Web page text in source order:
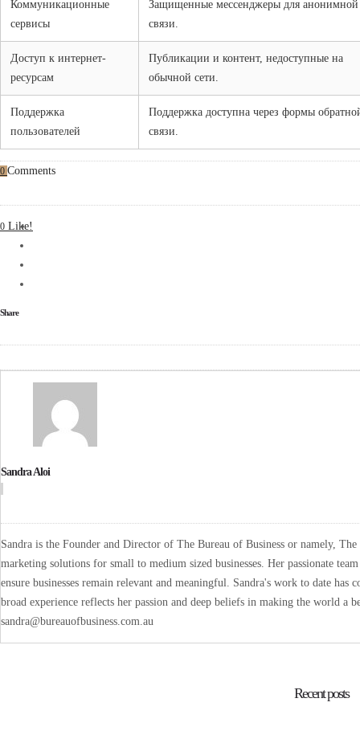
Коммуникационные
сервисы
Защищенные мессенджеры для анонимной
связи.
Доступ к интернет-
ресурсам
Публикации и контент, недоступные на
обычной сети.
Поддержка
пользователей
Поддержка доступна через формы
связи.
0 Comments
0 Like!
Share
Sandra Aloi
Sandra is the Founder and Director of The Bureau of Business or namely,
marketing solutions for small to medium sized businesses. Her passionate
ensure businesses remain relevant and meaningful. Sandra's work to date
broad experience reflects her passion and deep beliefs in making the world a
sandra@bureauofbusiness.com.au
Recent posts